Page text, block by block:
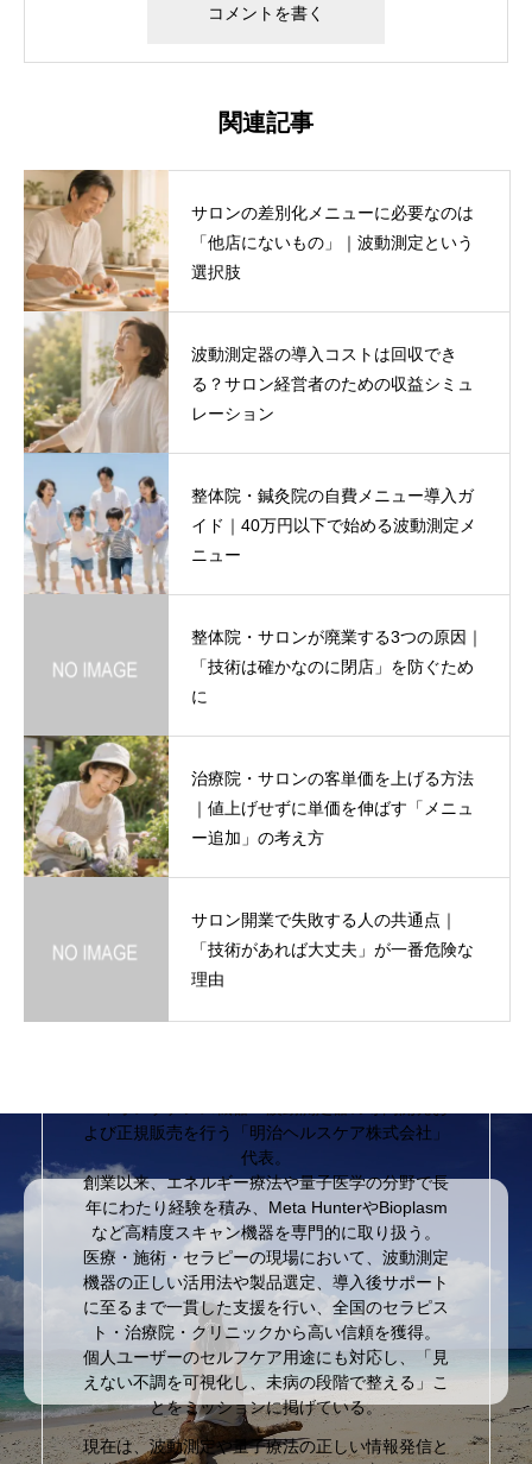
関連記事
サロンの差別化メニューに必要なのは
「他店にないもの」｜波動測定という
選択肢
波動測定器の導入コストは回収でき
る？サロン経営者のための収益シミュ
レーション
整体院・鍼灸院の自費メニュー導入ガ
イド｜40万円以下で始める波動測定メ
ニュー
整体院・サロンが廃業する3つの原因｜
「技術は確かなのに閉店」を防ぐため
に
治療院・サロンの客単価を上げる方法
｜値上げせずに単価を伸ばす「メニュ
ー追加」の考え方
サロン開業で失敗する人の共通点｜
「技術があれば大丈夫」が一番危険な
理由
よび正規販売を行う「明治ヘルスケア株式会社」
代表。
創業以来、エネルギー療法や量子医学の分野で長
年にわたり経験を積み、Meta HunterやBioplasm
など高精度スキャン機器を専門的に取り扱う。
医療・施術・セラピーの現場において、波動測定
機器の正しい活用法や製品選定、導入後サポート
に至るまで一貫した支援を行い、全国のセラピス
ト・治療院・クリニックから高い信頼を獲得。
個人ユーザーのセルフケア用途にも対応し、「見
えない不調を可視化し、未病の段階で整える」こ
とをミッションに掲げている。
現在は、波動測定や量子療法の正しい情報発信と